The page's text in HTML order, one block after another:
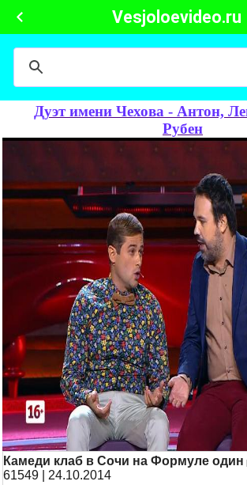
Vesjoloevideo.ru
Дуэт имени Чехова - Антон,
Рубен
Камеди клаб в Сочи на Формуле один
61549 | 24.10.2014